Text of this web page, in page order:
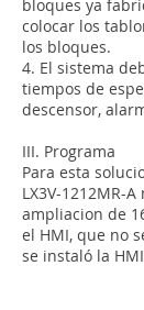
bloques ya
colocar los
los bloques.
4. El sistema
tiempos de
descensor,
III. Programa
Para esta
LX3V-1212MR-
ampliacion de
el HMI, que no
se instaló la HMI